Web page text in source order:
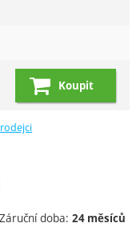
Koupit
Záruční doba: 24 měsíců